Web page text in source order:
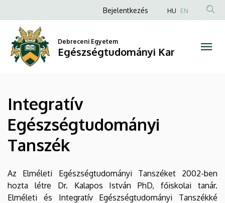
Egészségtudományi
Tanszék
Egészségtudományi
Kar
a
tartalomra
Anonim
fiók
menüje
Bejelentkezés HU EN
Debreceni Egyetem
Egészségtudományi Kar
Integratív
Egészségtudományi
Tanszék
Az Elméleti Egészségtudományi Tanszéket 2002-ben
hozta létre Dr. Kalapos István PhD, főiskolai tanár.
Elméleti és Integratív Egészségtudományi Tanszékké